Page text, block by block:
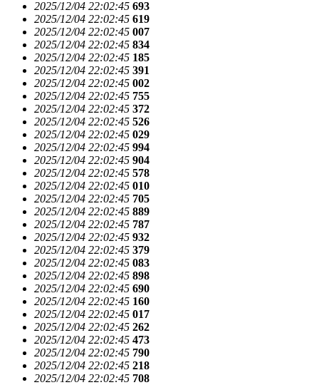
2025/12/04 22:02:45 693
2025/12/04 22:02:45 619
2025/12/04 22:02:45 007
2025/12/04 22:02:45 834
2025/12/04 22:02:45 185
2025/12/04 22:02:45 391
2025/12/04 22:02:45 002
2025/12/04 22:02:45 755
2025/12/04 22:02:45 372
2025/12/04 22:02:45 526
2025/12/04 22:02:45 029
2025/12/04 22:02:45 994
2025/12/04 22:02:45 904
2025/12/04 22:02:45 578
2025/12/04 22:02:45 010
2025/12/04 22:02:45 705
2025/12/04 22:02:45 889
2025/12/04 22:02:45 787
2025/12/04 22:02:45 932
2025/12/04 22:02:45 379
2025/12/04 22:02:45 083
2025/12/04 22:02:45 898
2025/12/04 22:02:45 690
2025/12/04 22:02:45 160
2025/12/04 22:02:45 017
2025/12/04 22:02:45 262
2025/12/04 22:02:45 473
2025/12/04 22:02:45 790
2025/12/04 22:02:45 218
2025/12/04 22:02:45 708